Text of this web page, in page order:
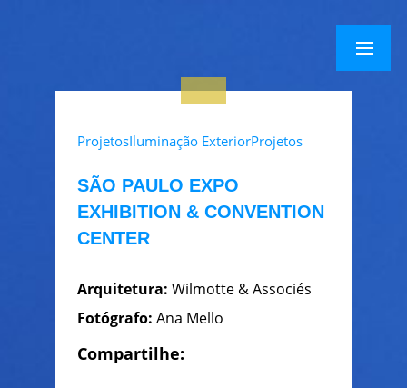
×
Menu
Menu
ProjetosIluminação ExteriorProjetos
SÃO PAULO EXPO
EXHIBITION & CONVENTION
CENTER
Arquitetura: Wilmotte & Associés
Fotógrafo: Ana Mello
Compartilhe: